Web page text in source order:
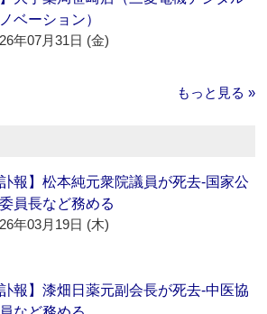
ベーション）
年07月31日 (金)
もっと見る »
訃報】松本純元衆院議員が死去‐国家公
員長など務める
年03月19日 (木)
訃報】漆畑日薬元副会長が死去‐中医協